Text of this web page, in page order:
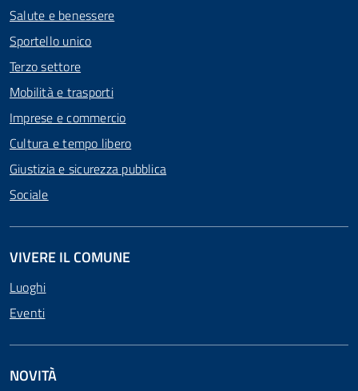
Salute e benessere
Sportello unico
Terzo settore
Mobilità e trasporti
Imprese e commercio
Cultura e tempo libero
Giustizia e sicurezza pubblica
Sociale
VIVERE IL COMUNE
Luoghi
Eventi
NOVITÀ